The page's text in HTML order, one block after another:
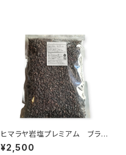
ヒマラヤ岩塩プレミアム ブラッ
ク〈チップ〉1㎏
¥2,500